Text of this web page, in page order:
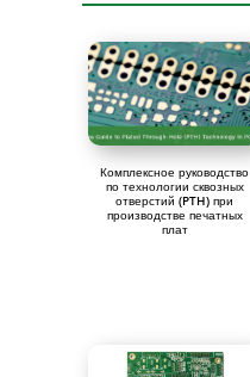
Комплексное руководство
по технологии сквозных
отверстий (PTH) при
производстве печатных
плат